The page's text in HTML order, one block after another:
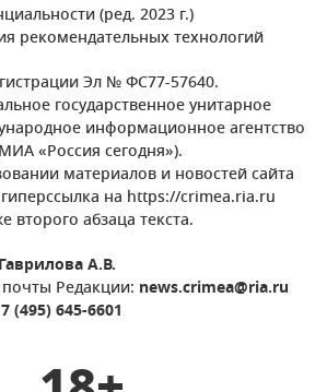
(ред. 2023 г.)
рекомендательных технологий
Эл № ФС77-57640.
государственное унитарное
информационное агентство
«Россия сегодня»).
материалов и новостей сайта
на https://crimea.ria.ru
второго абзаца текста.
Гаврилова А.В.
Редакции: news.crimea@ria.ru
7 (495) 645-6601